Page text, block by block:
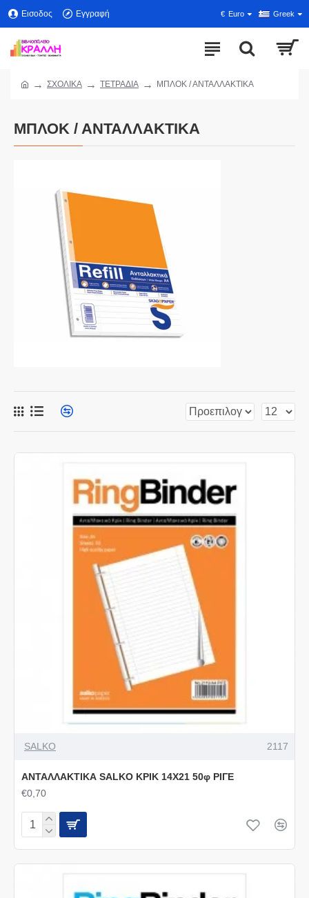
Εισοδος Εγγραφή € Euro Greek
ΣΧΟΛΙΚΑ ΤΕΤΡΑΔΙΑ ΜΠΛΟΚ / ΑΝΤΑΛΛΑΚΤΙΚΑ
ΜΠΛΟΚ / ΑΝΤΑΛΛΑΚΤΙΚΑ
SALKO 2117
ΑΝΤΑΛΛΑΚΤΙΚΑ SALKO ΚΡΙΚ 14X21 50φ ΡΙΓΕ
€0,70